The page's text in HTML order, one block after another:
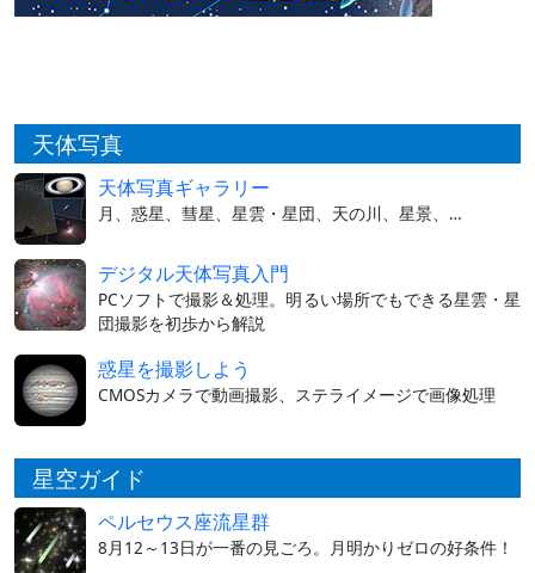
天体写真
天体写真ギャラリー
月、惑星、彗星、星雲・星団、天の川、星景、…
デジタル天体写真入門
PCソフトで撮影＆処理。明るい場所でもできる星雲・星
団撮影を初歩から解説
惑星を撮影しよう
CMOSカメラで動画撮影、ステライメージで画像処理
星空ガイド
ペルセウス座流星群
8月12～13日が一番の見ごろ。月明かりゼロの好条件！